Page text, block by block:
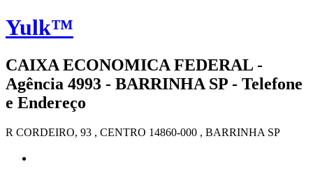
Yulk™
CAIXA ECONOMICA FEDERAL -
Agência 4993 - BARRINHA SP - Telefone
e Endereço
R CORDEIRO, 93 , CENTRO 14860-000 , BARRINHA SP